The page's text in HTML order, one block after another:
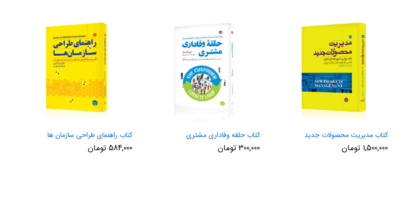
کتاب مدیریت محصولات جدید
1,500,000 تومان
کتاب حلقه وفاداری مشتری
300,000 تومان
کتاب راهنمای طراحی سازمان ها
584,000 تومان